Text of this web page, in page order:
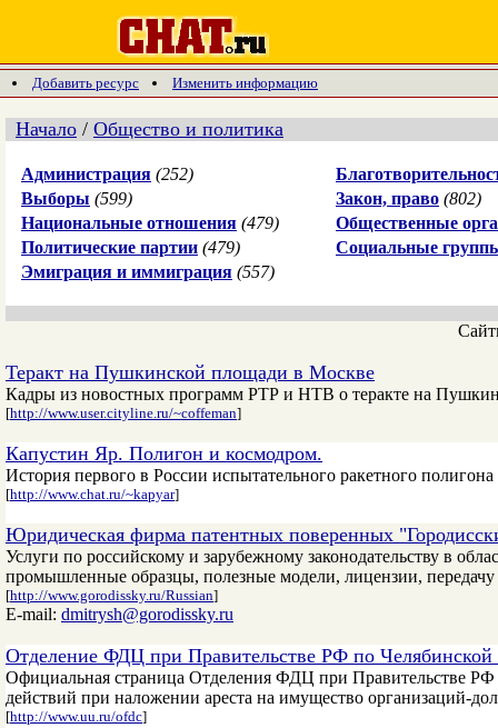
Добавить ресурс Изменить информацию
Начало / Общество и политика
Администрация (252)
Выборы (599) Закон, право (802)
Национальные отношения (479)
Общественные
Политические партии (479)
Социальные
Эмиграция и иммиграция (557)
Теракт на Пушкинской площади в Москве
Кадры из новостных программ РТР и НТВ о теракте на
[http://www.user.cityline.ru/~coffeman]
Капустин Яр. Полигон и космодром.
История первого в России испытательного ракетного
[http://www.chat.ru/~kapyar]
Юридическая фирма патентных поверенных
Услуги по российскому и зарубежному законодательству в
промышленные образцы, полезные модели, лицензии, передачу
[http://www.gorodissky.ru/Russian]
E-mail: dmitrysh@gorodissky.ru
Отделение ФДЦ при Правительстве РФ по Челябинской
Официальная страница Отделения ФДЦ при Правительстве РФ
действий при наложении ареста на имущество организаций-
[http://www.uu.ru/ofdc]